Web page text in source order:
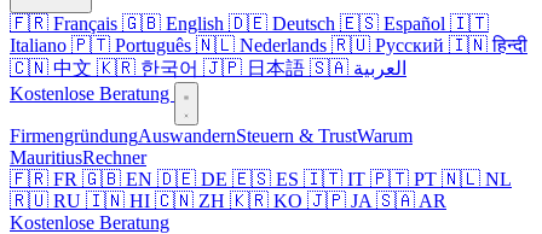
🇫🇷 Français 🇬🇧 English 🇩🇪 Deutsch 🇪🇸 Español 🇮🇹
Italiano 🇵🇹 Português 🇳🇱 Nederlands 🇷🇺 Русский 🇮🇳 हिन्दी
🇨🇳 中文 🇰🇷 한국어 🇯🇵 日本語
🇸🇦 العربية
Kostenlose Beratung
FirmengründungAuswandernSteuern & TrustWarum
MauritiusRechner
🇫🇷 FR 🇬🇧 EN 🇩🇪 DE 🇪🇸 ES 🇮🇹 IT 🇵🇹 PT 🇳🇱 NL
🇷🇺 RU 🇮🇳 HI 🇨🇳 ZH 🇰🇷 KO 🇯🇵 JA 🇸🇦 AR
Kostenlose Beratung